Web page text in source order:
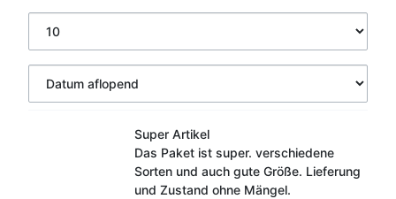
Super Artikel
Das Paket ist super. verschiedene
Sorten und auch gute Größe. Lieferung
und Zustand ohne Mängel.